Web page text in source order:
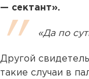
— сектант».
«Да по
Другой
такие случаи в